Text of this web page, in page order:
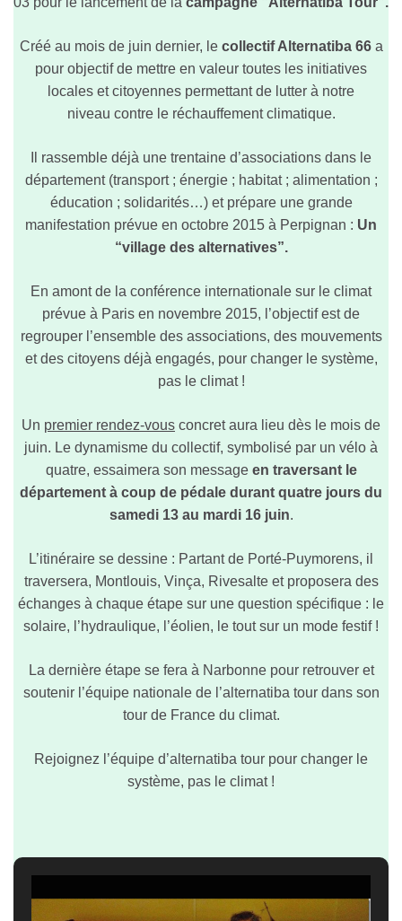
Créé au mois de juin dernier, le collectif Alternatiba 66 a
pour objectif de mettre en valeur toutes les initiatives
locales et citoyennes permettant de lutter à notre
niveau contre le réchauffement climatique.
Il rassemble déjà une trentaine d’associations dans le
département (transport ; énergie ; habitat ; alimentation ;
éducation ; solidarités…) et prépare une grande
manifestation prévue en octobre 2015 à Perpignan : Un
“village des alternatives”.
En amont de la conférence internationale sur le climat
prévue à Paris en novembre 2015, l’objectif est de
regrouper l’ensemble des associations, des mouvements
et des citoyens déjà engagés, pour changer le système,
pas le climat !
Un premier rendez-vous concret aura lieu dès le mois de
juin. Le dynamisme du collectif, symbolisé par un vélo à
quatre, essaimera son message en traversant le
département à coup de pédale durant quatre jours du
samedi 13 au mardi 16 juin.
L’itinéraire se dessine : Partant de Porté-Puymorens, il
traversera, Montlouis, Vinça, Rivesalte et proposera des
échanges à chaque étape sur une question spécifique : le
solaire, l’hydraulique, l’éolien, le tout sur un mode festif !
La dernière étape se fera à Narbonne pour retrouver et
soutenir l’équipe nationale de l’alternatiba tour dans son
tour de France du climat.
Rejoignez l’équipe d’alternatiba tour pour changer le
système, pas le climat !